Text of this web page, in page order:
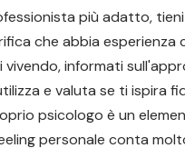
più adatto,
che abbia esperienza
informati
e valuta se ti ispira
psicologo è un
personale conta